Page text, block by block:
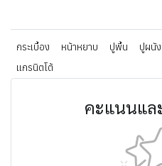
กระเบื้อง หน้าหยาบ ปูพื้น ปูผนัง
แกรนิตโต้
คะแนนแล